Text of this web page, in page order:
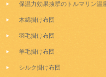
保温力効果抜群のトルマリン温
木綿掛け布団
羽毛掛け布団
羊毛掛け布団
シルク掛け布団